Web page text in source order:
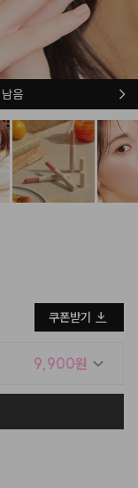
남음
쿠폰받기
9,900원